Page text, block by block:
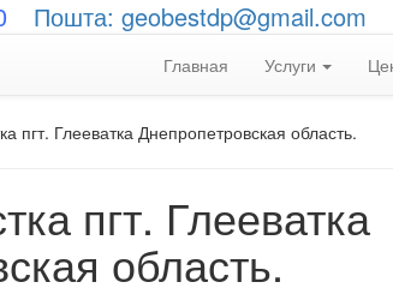
Пошта: geobestdp@gmail.com
Главная Услуги
пгт. Глееватка Днепропетровская область.
пгт. Глееватка
область.